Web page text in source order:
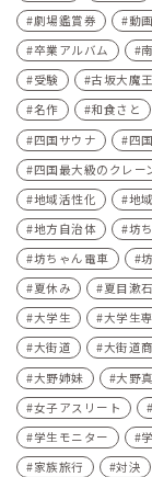
劇場鑑賞券
動画
卒業アルバム
受験
古坂大魔王
名作
和食さと
四国サウナ
四
四国最大級のクレー
地域活性化
地
地方自治体
坊
坊ちゃん電車
夏休み
夏目漱石
大学生
大学生
大街道
大街道
大野姉妹
大野
女子アスリート
学生モニター
家族旅行
対決